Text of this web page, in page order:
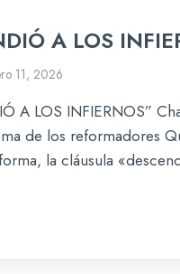
A LOS
11, 2026
A LOS INFIERNOS”
de los reformadores
la cláusula